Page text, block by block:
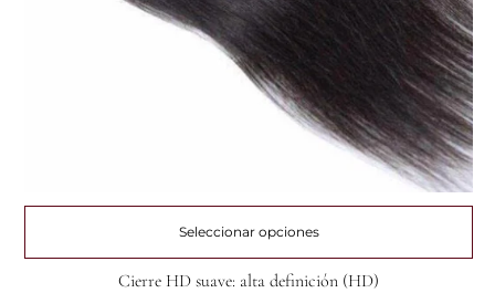
Seleccionar opciones
Cierre HD suave: alta definición (HD)